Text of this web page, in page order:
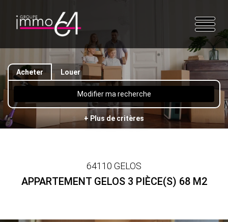
Acheter Louer
Modifier ma recherche
+ Plus de critères
64110 GELOS
APPARTEMENT GELOS 3 PIÈCE(S) 68 M2